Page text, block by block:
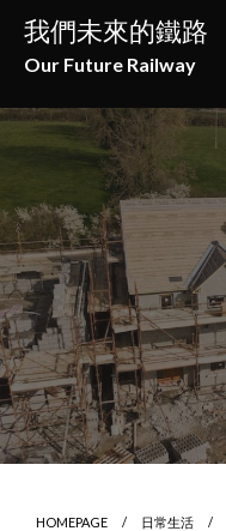
Skip
content
我們未來的鐵路
Our Future Railway
HOMEPAGE 日常生活